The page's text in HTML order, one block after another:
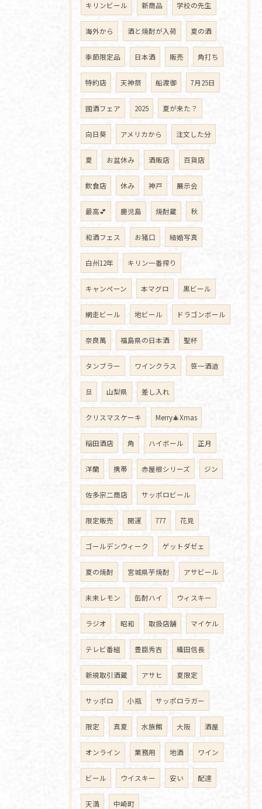
キリンビール 新商品 学校の先生
海外から 酒と焼酎が入荷 夏の酒
季節限定品 日本酒 販売 角打ち
特約店 天神祭 船渡御 7月25日
國酒フェア 2025 夏が来た？
向日葵 アメリカから 注文した分
夏 お盆休み 酒販店 百貨店
飲食店 休み 神戸 展示会
最高💕 鹿児島 焼酎蔵 秋
和酒フェス お猪口 結婚写真
白州12年 キリン一番搾り
キャンペーン 本マグロ 黒ビール
網走ビール 地ビール ドラゴンボール
奈良萬 福島県の日本酒 聖杯
タンブラー ワインクラス 笹一酒造
旦 山梨県 差し入れ
クリスマスケーキ Merry🎄Xmas
稲田酒店 角 ハイボール 正月
洋蘭 携帯 赤屋根シリーズ ジン
佐多宗二商店 サッポロビール
限定販売 開運 777 花見
ゴールデンウィーク ゲットダゼェ
夏の焼酎 宮城県芋焼酎 アサビール
未来レモン 缶酎ハイ ウィスキー
ラジオ 昭和 取扱店舗 マイケル
テレビ番組 豊臣秀吉 織田信長
新規取引酒蔵 アサヒ 夏限定
サッポロ 小瓶 サッポロラガー
限定 真夏 水族館 大阪 酒屋
オンライン 業務用 地酒 ワイン
ビール ウイスキー 安い 配達
天満 中崎町